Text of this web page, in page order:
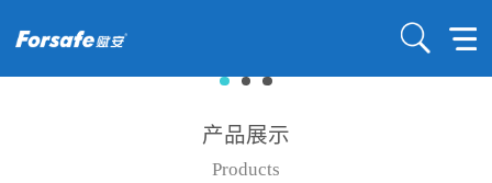
产品展示
Products